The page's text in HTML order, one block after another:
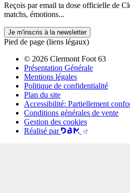
Reçois par email ta dose officielle de
matchs, émotions...
Je m'inscris à la newsletter
Pied de page (liens légaux)
© 2026 Clermont Foot 63
Présentation Générale
Mentions légales
Politique de confidentialité
Plan du site
Accessibilité: Partiellement
Conditions générales de vente
Gestion des cookies
Réalisé par